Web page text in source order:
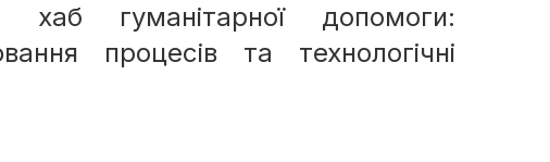
хаб гуманітарної допомоги:
процесів та технологічні